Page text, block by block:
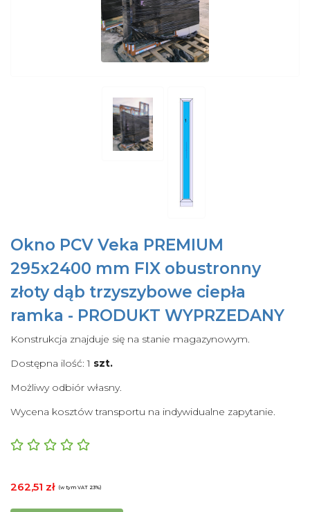
Okno PCV Veka PREMIUM
295x2400 mm FIX obustronny
złoty dąb trzyszybowe ciepła
ramka - PRODUKT WYPRZEDANY
Konstrukcja znajduje się na stanie magazynowym.
Dostępna ilość: 1 szt.
Możliwy odbiór własny.
Wycena kosztów transportu na indywidualne zapytanie.
262,51 zł (w tym VAT 23%)